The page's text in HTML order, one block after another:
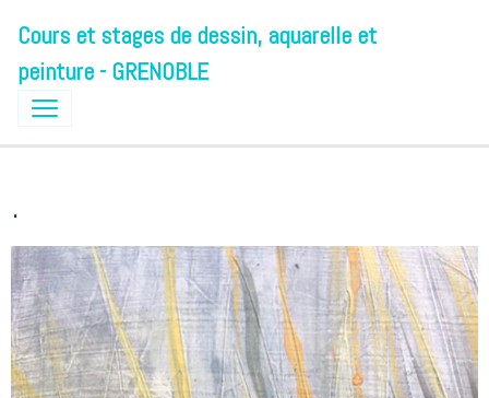
Cours et stages de dessin, aquarelle et
peinture - GRENOBLE
.